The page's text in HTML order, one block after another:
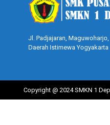
Jl. Padjajaran, Maguwoharjo,
Daerah Istimewa Yogyakarta
Copyright @ 2024 SMKN 1